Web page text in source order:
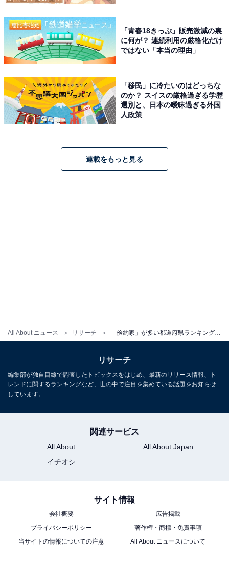
All About ニュース リサーチ
「青春18きっぷ」販売激減の裏
に何が？ 連続利用の厳格化だけ
ではない「本当の理由」
「移民」に冷たいのはどっちな
のか？ スイスの厳格過ぎる学歴
選別と、日本の曖昧過ぎる外国
人政策
連載をもっと見る
リサーチ
編集部が独自目線で調査したトピックスをはじめ、最新のリリース情報、ト
レンドに関するランキングなど、世の中で注目を集めている話題をお知らせ
しています。
関連サービス
All About
All About Japan
イチオシ
サイト情報
会社概要
広告掲載
プライバシーポリシー
著作権・商標・免責事項
当サイトの情報についての注意
All About ニュースについて